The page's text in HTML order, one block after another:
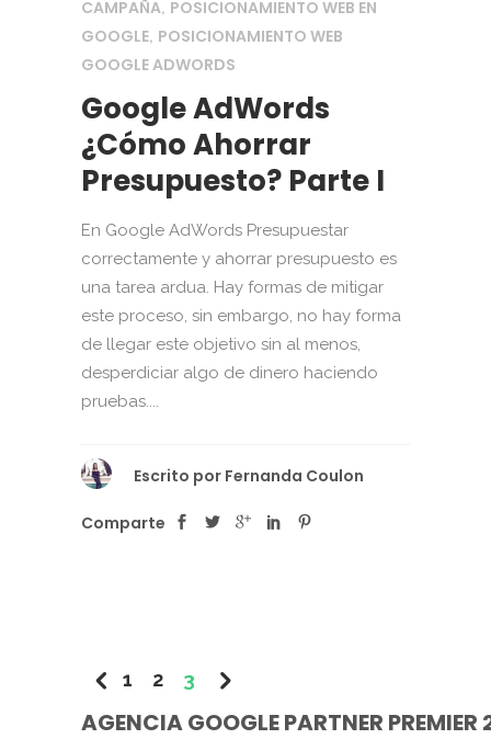
CAMPAÑA, POSICIONAMIENTO WEB EN
GOOGLE, POSICIONAMIENTO WEB
GOOGLE ADWORDS
Google AdWords
¿Cómo Ahorrar
Presupuesto? Parte I
En Google AdWords Presupuestar
correctamente y ahorrar presupuesto es
una tarea ardua. Hay formas de mitigar
este proceso, sin embargo, no hay forma
de llegar este objetivo sin al menos,
desperdiciar algo de dinero haciendo
pruebas....
Escrito por Fernanda Coulon
Comparte
1 2 3
AGENCIA GOOGLE PARTNER PREMIER